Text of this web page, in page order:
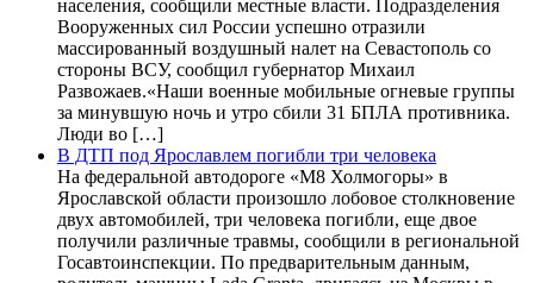
населения, сообщили местные власти. Подразделения
Вооруженных сил России успешно отразили
массированный воздушный налет на Севастополь со
стороны ВСУ, сообщил губернатор Михаил
Развожаев.«Наши военные мобильные огневые группы
за минувшую ночь и утро сбили 31 БПЛА противника.
Люди во […]
В ДТП под Ярославлем погибли три человека
На федеральной автодороге «М8 Холмогоры» в
Ярославской области произошло лобовое столкновение
двух автомобилей, три человека погибли, еще двое
получили различные травмы, сообщили в региональной
Госавтоинспекции. По предварительным данным,